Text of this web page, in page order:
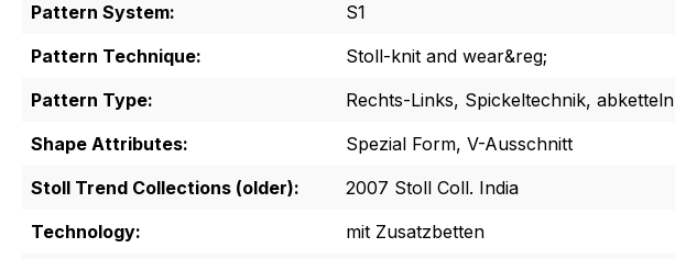
Pattern System:
S1
Pattern Technique:
Stoll-knit and wear&reg;
Pattern Type:
Rechts-Links, Spickeltechnik, abketteln
Shape Attributes:
Spezial Form, V-Ausschnitt
Stoll Trend Collections (older):
2007 Stoll Coll. India
Technology:
mit Zusatzbetten